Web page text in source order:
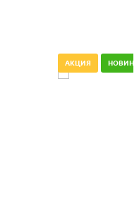
АКЦИЯ